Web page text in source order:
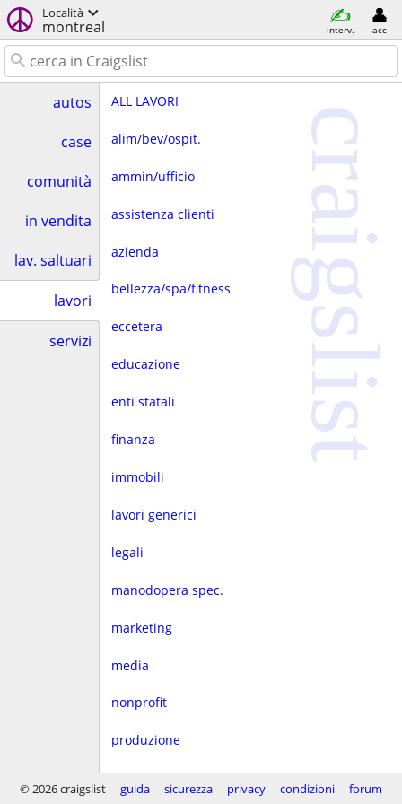
Località
montreal interv. acc
autos
case
comunità
in vendita
lav. saltuari
lavori
servizi
ALL LAVORI
alim/bev/ospit.
ammin/ufficio
assistenza clienti
azienda
bellezza/spa/fitness
eccetera
educazione
enti statali
finanza
immobili
lavori generici
legali
manodopera spec.
marketing
media
nonprofit
produzione
progettaz.
craigslist
© 2026 craigslist guida sicurezza privacy condizioni forum